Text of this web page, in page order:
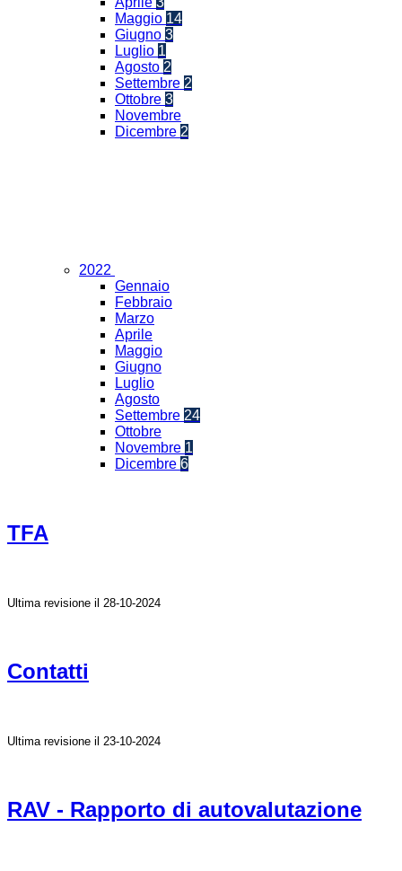
Maggio 14
Giugno 3
Luglio 1
Agosto 2
Settembre 2
Ottobre 3
Novembre
Dicembre 2
2022
Gennaio
Febbraio
Marzo
Aprile
Maggio
Giugno
Luglio
Agosto
Settembre 24
Ottobre
Novembre 1
Dicembre 6
TFA
Ultima revisione il 28-10-2024
Contatti
Ultima revisione il 23-10-2024
RAV - Rapporto di autovalutazione